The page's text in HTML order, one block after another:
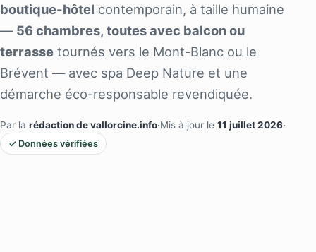
boutique-hôtel contemporain, à taille humaine
— 56 chambres, toutes avec balcon ou
terrasse tournés vers le Mont-Blanc ou le
Brévent — avec spa Deep Nature et une
démarche éco-responsable revendiquée.
Par la rédaction de vallorcine.info·Mis à jour le 11 juillet 2026·
✓ Données vérifiées